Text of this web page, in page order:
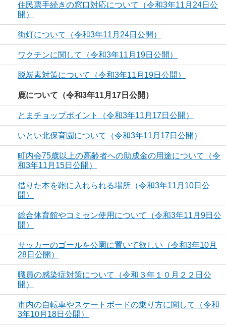
住民票手続きの窓口対応について（令和3年11月24日公
開）
街灯について（令和3年11月24日公開）
ワクチンに関して（令和3年11月19日公開）
脱炭素対策について（令和3年11月19日公開）
鹿について（令和3年11月17日公開）
とまチョップポイント（令和3年11月17日公開）
いとい北保育園について（令和3年11月17日公開）
町内会75歳以上の高齢者への助成金の用途について（令
和3年11月15日公開）
借りた本を鞄に入れられる場所（令和3年11月10日公
開）
総合体育館やコミセン使用について（令和3年11月9日公
開）
サッカーのゴールを公園に置いて欲しい（令和3年10月
28日公開）
職員の感染症対策について（令和３年１０月２２日公
開）
市内の自転車やスケートボードの乗り方に関して（令和
3年10月18日公開）